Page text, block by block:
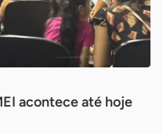
acontece até hoje